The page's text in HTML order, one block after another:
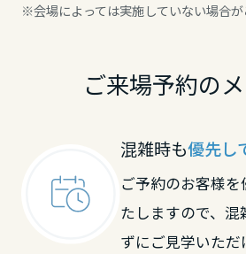
※会場によっては実施していない場合が
ご来場予約の
混雑時も優先し
ご予約のお客様
たしますので、
ずにご見学いただ
大分県